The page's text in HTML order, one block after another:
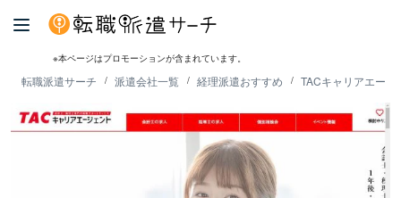
※本ページはプロモーションが含まれています。
転職派遣サーチ 派遣会社一覧 経理派遣おすすめ TACキャリアエー